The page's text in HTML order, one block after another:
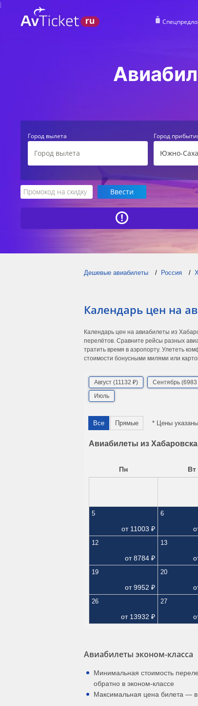
Город вылета Город
Южно-
Дешевые авиабилеты Россия
Календарь цен на
Календарь цен на авиабилеты из
перелётов. Сравните рейсы разных
тратить время в аэропорту. Улететь
стоимости бонусными милями или
Август (11132 ₽) Сентябрь (6983
Июль
Все Прямые * Цены
Авиабилеты из
Пн Вт
5
от 11003 ₽
6
12
от 8784 ₽
13
19
от 9952 ₽
20
26
от 13932 ₽
27
Авиабилеты эконом-класса
Минимальная стоимость
обратно в эконом-классе
Максимальная цена билета —